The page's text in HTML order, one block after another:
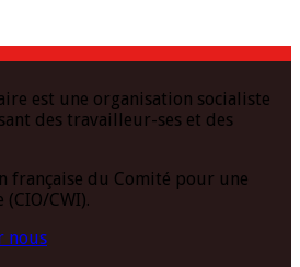
est une organisation socialiste
des travailleur-ses et des
française du Comité pour une
CWI).
nous